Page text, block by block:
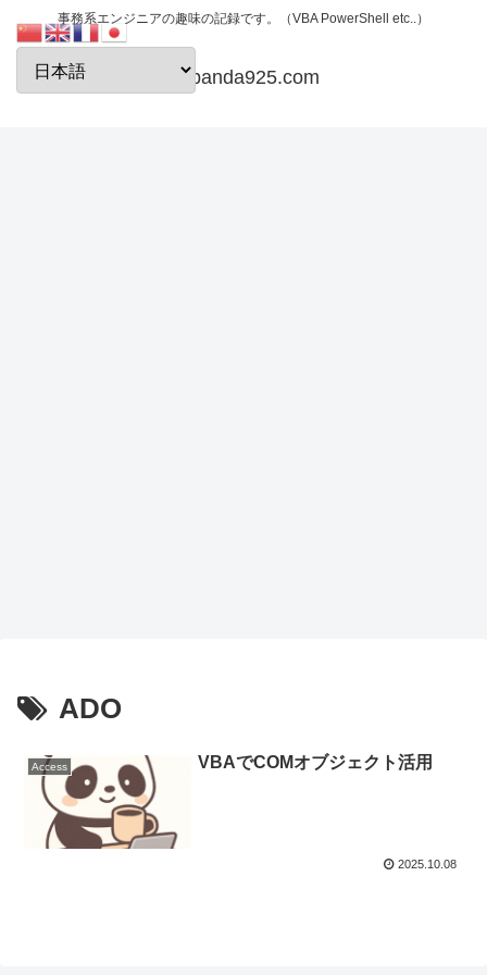
事務系エンジニアの趣味の記録です。（VBA PowerShell etc..）
papanda925.com
ADO
Access VBAでCOMオブジェクト活用
2025.10.08